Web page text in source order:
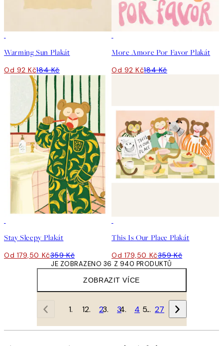
Warming Sun Plakát
Od 92 Kč184 Kč
More Amore Por Favor Plakát
Od 92 Kč184 Kč
Stay Sleepy Plakát
Od 179,50 Kč359 Kč
This Is Our Place Plakát
Od 179,50 Kč359 Kč
ZOBRAZIT VÍCE
JE ZOBRAZENO 36 Z 940 PRODUKTŮ
1 2 3 4 … 27